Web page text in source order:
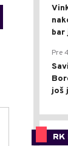
bar
Pre
još
RK